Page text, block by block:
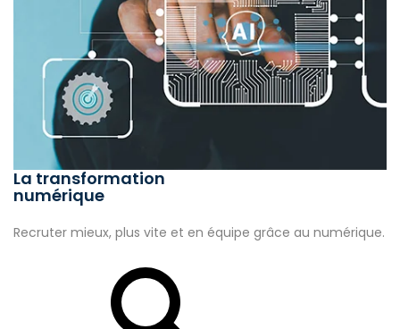
La transformation
numérique
Recruter mieux, plus vite et en équipe grâce au numérique.